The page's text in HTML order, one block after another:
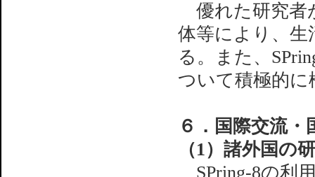
優れた研究者
体等により、生
る。また、
ついて積極的
６．国際交流・
（1）諸外国の
SPring-8の利